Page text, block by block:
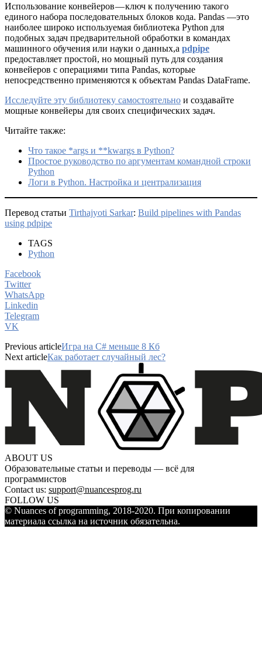
Использование конвейеров — ключ к получению такого
единого набора последовательных блоков кода. Pandas —это
наиболее широко используемая библиотека Python для
подобных задач предварительной обработки в командах
машинного обучения или науки о данных,а pdpipe
предоставляет простой, но мощный путь для создания
конвейеров с операциями типа Pandas, которые
непосредственно применяются к объектам Pandas DataFrame.
Исследуйте эту библиотеку самостоятельно и создавайте
мощные конвейеры для своих специфических задач.
Читайте также:
Что такое *args и **kwargs в Python?
Простое руководство по аргументам командной строки
Python
Логи в Python. Настройка и централизация
Перевод статьи Tirthajyoti Sarkar: Build pipelines with Pandas
using pdpipe
TAGS
Python
Facebook
Twitter
WhatsApp
Linkedin
Telegram
VK
Previous articleИгра на C# меньше 8 Кб
Next articleКак работает случайный лес?
ABOUT US
Образовательные статьи и переводы — всё для
программистов
Contact us: support@nuancesprog.ru
FOLLOW US
© Nuances of programming, 2018-2020. При копировании
материала ссылка на источник обязательна.